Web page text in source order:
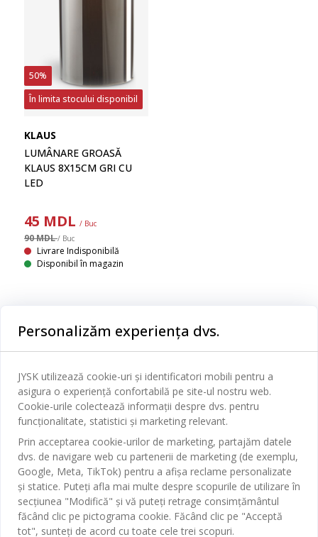
50%
În limita stocului disponibil
KLAUS
LUMÂNARE GROASĂ
KLAUS 8X15CM GRI CU
LED
45 MDL / Buc
90 MDL/ Buc
Livrare Indisponibilă
Disponibil în magazin
Categorii
Dormitor
Baie
Sufragerie
Bucătărie
Depozitare
Serviciul clienți
Contact Relații Clienți
Magazine și program
Broșură
Termeni si conditii vânzări online
Garantia prețului
JYSK
Despre JYSK
JYSK.com
Presă
SEDIU CENTRAL
TAROL-DD S.R.L. str. Jubiliara, 41A mun. Chișinău, Republica
Moldova
JYSK RELAȚII CLIENȚI
Personalizăm experiența dvs.
JYSK utilizează cookie-uri și identificatori mobili pentru a
asigura o experiență confortabilă pe site-ul nostru web.
Cookie-urile colectează informații despre dvs. pentru
funcționalitate, statistici și marketing relevant.
Prin acceptarea cookie-urilor de marketing, partajăm datele
dvs. de navigare web cu partenerii de marketing (de exemplu,
Google, Meta, TikTok) pentru a afișa reclame personalizate
și statice. Puteți afla mai multe despre scopurile de utilizare în
secțiunea "Modifică" și vă puteți retrage consimțământul
făcând clic pe pictograma cookie. Făcând clic pe "Acceptă
tot", sunteți de acord cu toate cele trei scopuri.